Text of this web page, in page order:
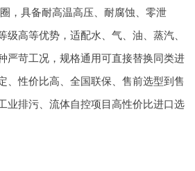
，具备耐高温高压、耐腐蚀、零泄
级高等优势，适配水、气、油、蒸汽、
严苛工况，规格通用可直接替换同类进
、性价比高、全国联保、售前选型到售
业排污、流体自控项目高性价比进口选